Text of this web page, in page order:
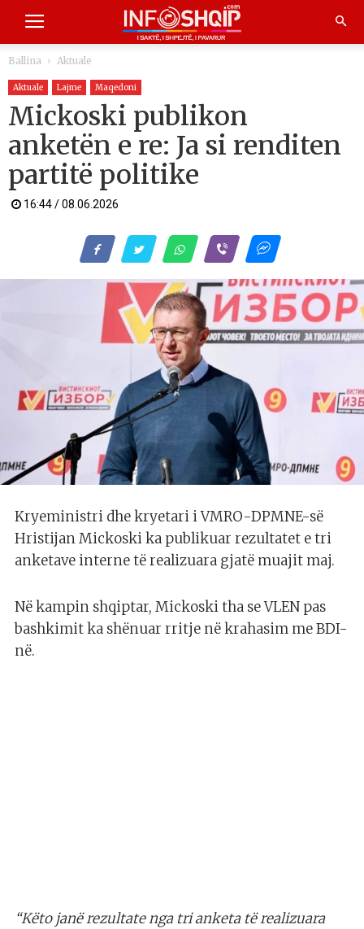
Ballina Aktuale
Aktuale Lajme Maqedoni
Mickoski publikon
anketën e re: Ja si renditen
partitë politike
16:44 / 08.06.2026
Kryeministri dhe kryetari i VMRO-DPMNE-së
Hristijan Mickoski ka publikuar rezultatet e tri
anketave interne të realizuara gjatë muajit maj.
Në kampin shqiptar, Mickoski tha se VLEN pas
bashkimit ka shënuar rritje në krahasim me BDI-
në.
“Këto janë rezultate nga tri anketa të realizuara